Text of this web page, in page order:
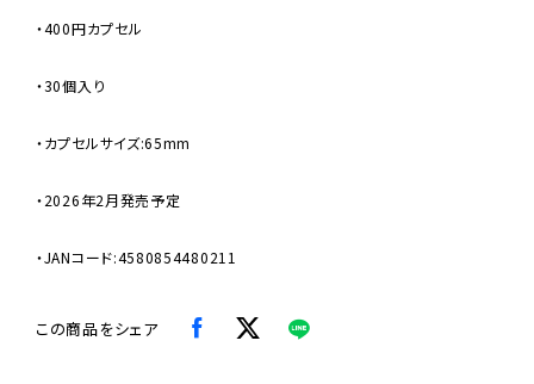
・400円カプセル
・30個入り
・カプセルサイズ:65mm
・2026年2月発売予定
・JANコード:4580854480211
この商品をシェア